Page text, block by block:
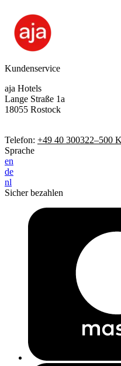
Kundenservice
aja Hotels
Lange Straße 1a
18055 Rostock
Telefon: +49 40 300322–500
Sprache
en
de
nl
Sicher bezahlen